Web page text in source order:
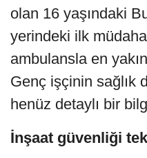
olan 16 yaşındaki
yerindeki ilk
ambulansla en
Genç işçinin sağlık
henüz detaylı bir
İnşaat güvenliği